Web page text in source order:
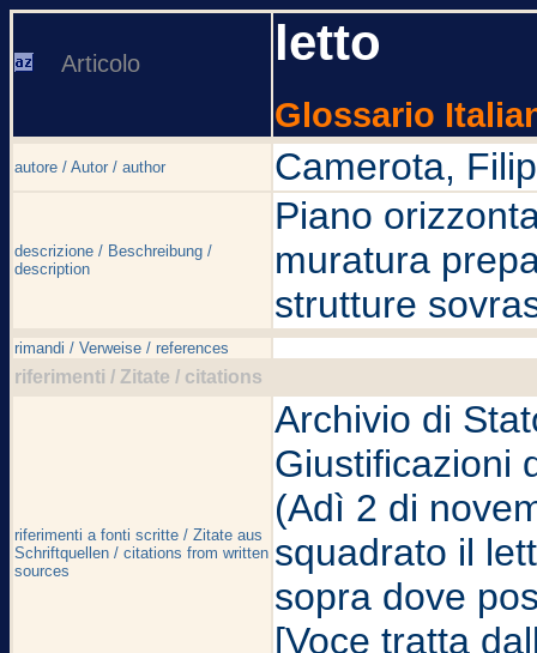
Articolo letto
Glossario
autore / Autor / author Camerota,
descrizione / Beschreibung /
description
Piano
muratura
strutture
rimandi / Verweise / references
riferimenti / Zitate / citations
riferimenti a fonti scritte / Zitate aus
Schriftquellen / citations from written
sources
Archivio di
Giustificazioni
(Adì 2 di
squadrato il
sopra dove
[Voce tratta